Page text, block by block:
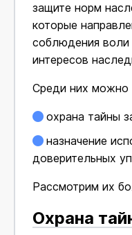
защите норм
которые
соблюдения
интересов
Среди них можно
охрана тайны
назначение
доверительных
Рассмотрим их
Охрана